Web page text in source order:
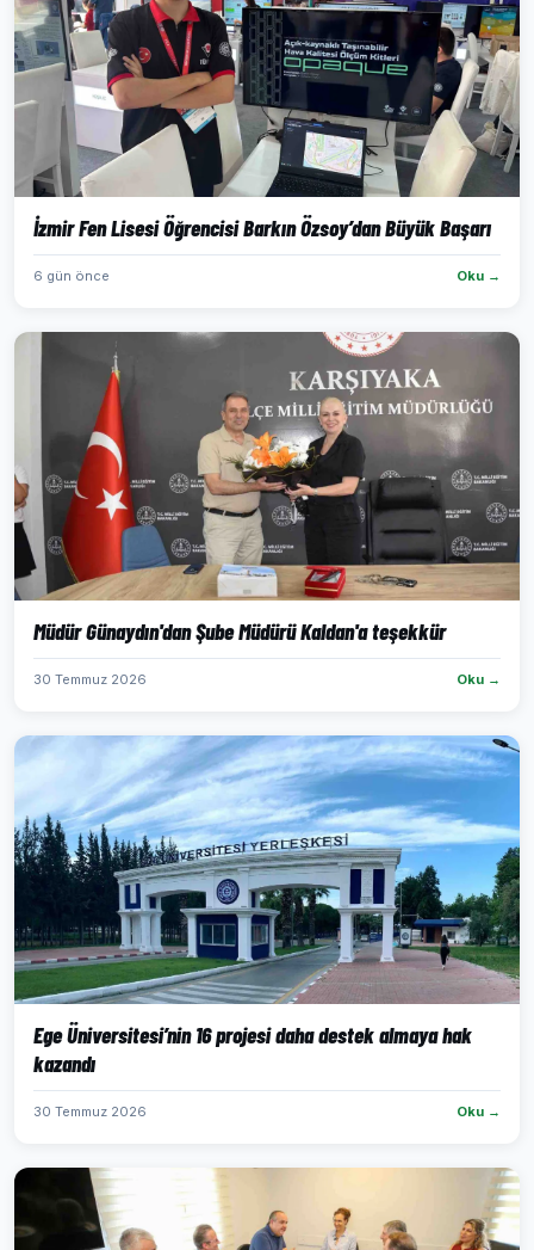
İzmir Fen Lisesi Öğrencisi Barkın Özsoy’dan Büyük Başarı
6 gün önce Oku →
Müdür Günaydın'dan Şube Müdürü Kaldan'a teşekkür
30 Temmuz 2026 Oku →
Ege Üniversitesi’nin 16 projesi daha destek almaya hak
kazandı
30 Temmuz 2026 Oku →